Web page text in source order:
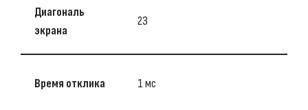
Диагональ
экрана
23
Время отклика 1 мс